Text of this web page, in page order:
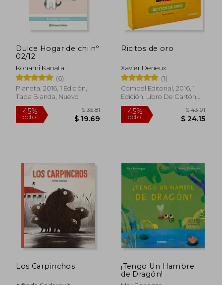
Dulce Hogar de chi nº
02/12
Konami Kanata
(6)
Planeta, 2016, 1 Edición,
Tapa Blanda, Nuevo
Ricitos de oro
Xavier Deneux
(1)
Combel Editorial, 2016, 1
Edición, Libro De Cartón,
Nuevo
Los Carpinchos
¡Tengo Un Hambre
de Dragón!